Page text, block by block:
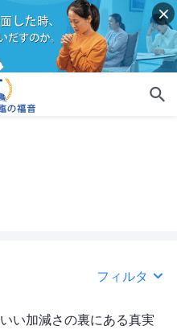
フィルタ
いい加減さの裏にある真実